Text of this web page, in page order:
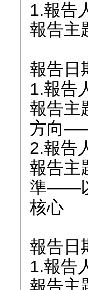
1.報告
報告主
報告日
1.報告
報告主
方向
2.報告
報告主
準——
核心
報告日
1.報告
報告主